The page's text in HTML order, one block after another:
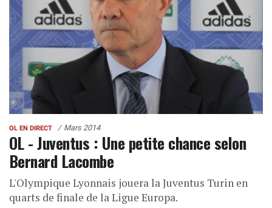
OL EN DIRECT Mars 2014
OL - Juventus : Une petite chance selon
Bernard Lacombe
L'Olympique Lyonnais jouera la Juventus Turin en
quarts de finale de la Ligue Europa.